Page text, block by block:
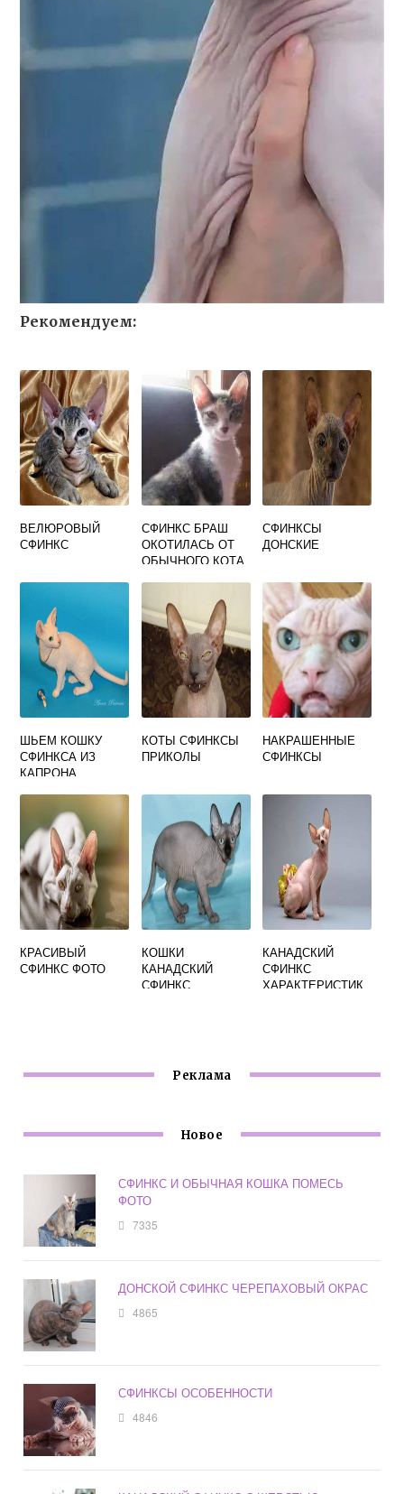
Рекомендуем:
ВЕЛЮРОВЫЙ
СФИНКС
СФИНКС БРАШ
ОКОТИЛАСЬ ОТ
ОБЫЧНОГО КОТА
СФИНКСЫ
ДОНСКИЕ
ШЬЕМ КОШКУ
СФИНКСА ИЗ
КАПРОНА
КОТЫ СФИНКСЫ
ПРИКОЛЫ
НАКРАШЕННЫЕ
СФИНКСЫ
КРАСИВЫЙ
СФИНКС ФОТО
КОШКИ
КАНАДСКИЙ
СФИНКС
КАНАДСКИЙ
СФИНКС
ХАРАКТЕРИСТИК
Реклама
Новое
СФИНКС И ОБЫЧНАЯ КОШКА ПОМЕСЬ
ФОТО
7335
ДОНСКОЙ СФИНКС ЧЕРЕПАХОВЫЙ ОКРАС
4865
СФИНКСЫ ОСОБЕННОСТИ
4846